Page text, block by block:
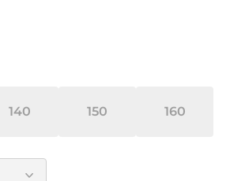
140 150 160